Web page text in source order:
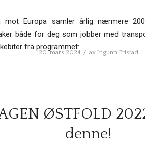
mot Europa samler årlig nærmere
både for deg som jobber med
fra programmet:
20. mars 2024 / av Ingunn Fristad
ØSTFOLD
denne!